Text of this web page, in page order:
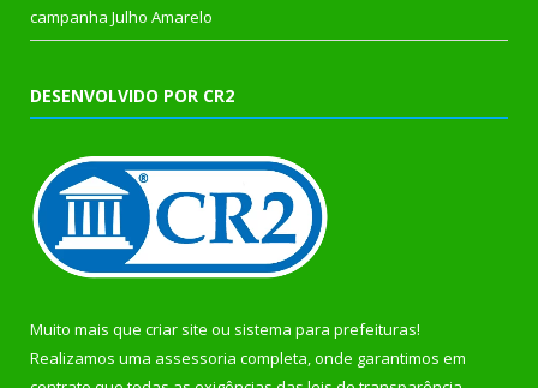
campanha Julho Amarelo
DESENVOLVIDO POR CR2
Muito mais que criar site ou sistema para prefeituras!
Realizamos uma assessoria completa, onde garantimos em